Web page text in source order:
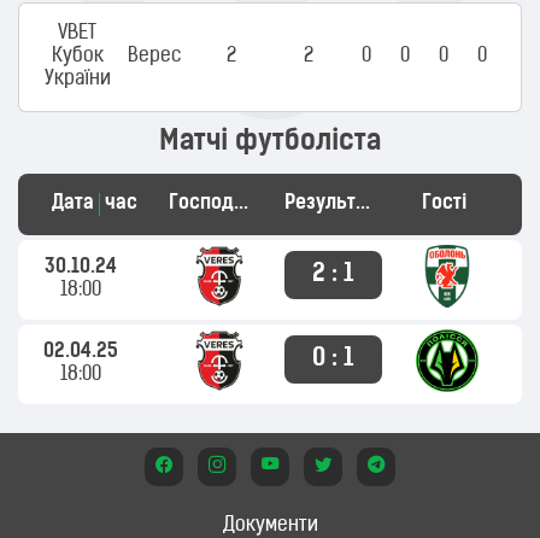
VBET
Кубок
України
Верес 2 2 0 0 0 0
Матчі футболіста
Дата час Господарі Результат Гості
30.10.24
18:00
2 : 1
02.04.25
18:00
0 : 1
Документи